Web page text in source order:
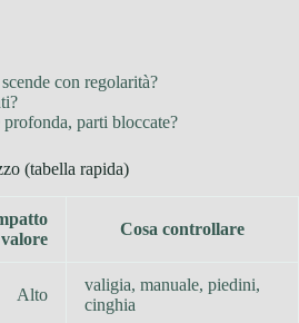
con regolarità?
parti bloccate?
(tabella rapida)
Cosa controllare
Alto
valigia, manuale, piedini,
cinghia